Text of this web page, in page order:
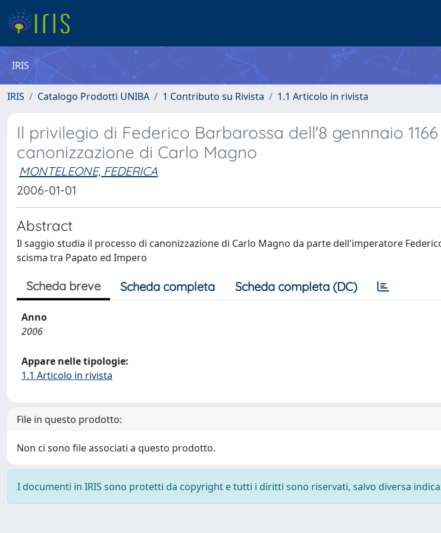
IRIS
IRIS Catalogo Prodotti UNIBA 1 Contributo su Rivista 1.1 Articolo in rivista
Il privilegio di Federico Barbarossa dell'8 gennnaio
canonizzazione di Carlo Magno
MONTELEONE, FEDERICA
2006-01-01
Abstract
Il saggio studia il processo di canonizzazione di Carlo Magno da parte dell'imperatore
scisma tra Papato ed Impero
Scheda breve Scheda completa Scheda completa (DC)
Anno
2006
Appare nelle tipologie:
1.1 Articolo in rivista
File in questo prodotto:
Non ci sono file associati a questo prodotto.
I documenti in IRIS sono protetti da copyright e tutti i diritti sono riservati, salvo diversa